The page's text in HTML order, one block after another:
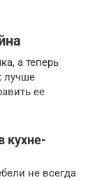
а теперь
лучше
ее
кухне-
не всегда